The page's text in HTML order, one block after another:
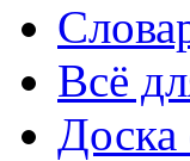
Всё
Доска